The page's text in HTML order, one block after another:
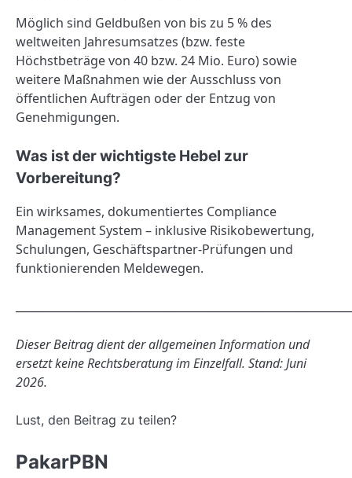
Möglich sind Geldbußen von bis zu 5 % des
weltweiten Jahresumsatzes (bzw. feste
Höchstbeträge von 40 bzw. 24 Mio. Euro) sowie
weitere Maßnahmen wie der Ausschluss von
öffentlichen Aufträgen oder der Entzug von
Genehmigungen.
Was ist der wichtigste Hebel zur
Vorbereitung?
Ein wirksames, dokumentiertes Compliance
Management System – inklusive Risikobewertung,
Schulungen, Geschäftspartner-Prüfungen und
funktionierenden Meldewegen.
Dieser Beitrag dient der allgemeinen Information und
ersetzt keine Rechtsberatung im Einzelfall. Stand: Juni
2026.
Lust, den Beitrag zu teilen?
PakarPBN